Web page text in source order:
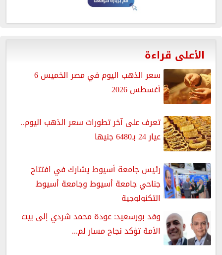
الأعلى قراءة
سعر الذهب اليوم في مصر الخميس 6
أغسطس 2026
تعرف على آخر تطورات سعر الذهب اليوم..
عيار 24 بـ6480 جنيها
رئيس جامعة أسيوط يشارك في افتتاح
جناحي جامعة أسيوط وجامعة أسيوط
التكنولوجية
وفد بورسعيد: عودة محمد شردي إلى بيت
الأمة تؤكد نجاح مسار لم...